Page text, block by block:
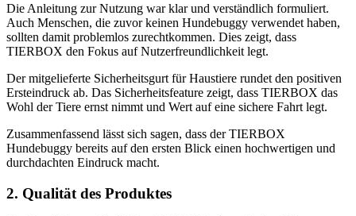
Die Anleitung zur Nutzung war klar und verständlich formuliert.
Auch Menschen, die zuvor keinen Hundebuggy verwendet haben,
sollten damit problemlos zurechtkommen. Dies zeigt, dass
TIERBOX den Fokus auf Nutzerfreundlichkeit legt.
Der mitgelieferte Sicherheitsgurt für Haustiere rundet den positiven
Ersteindruck ab. Das Sicherheitsfeature zeigt, dass TIERBOX das
Wohl der Tiere ernst nimmt und Wert auf eine sichere Fahrt legt.
Zusammenfassend lässt sich sagen, dass der TIERBOX
Hundebuggy bereits auf den ersten Blick einen hochwertigen und
durchdachten Eindruck macht.
2. Qualität des Produktes